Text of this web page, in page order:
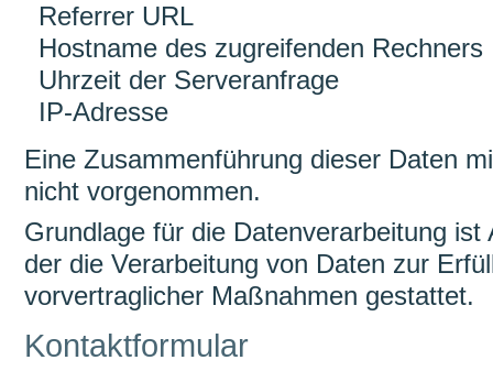
Referrer URL
Hostname des zugreifenden Rechners
Uhrzeit der Serveranfrage
IP-Adresse
Eine Zusammenführung dieser Daten
nicht vorgenommen.
Grundlage für die Datenverarbeitung
der die Verarbeitung von Daten zur
vorvertraglicher Maßnahmen gestattet.
Kontaktformular